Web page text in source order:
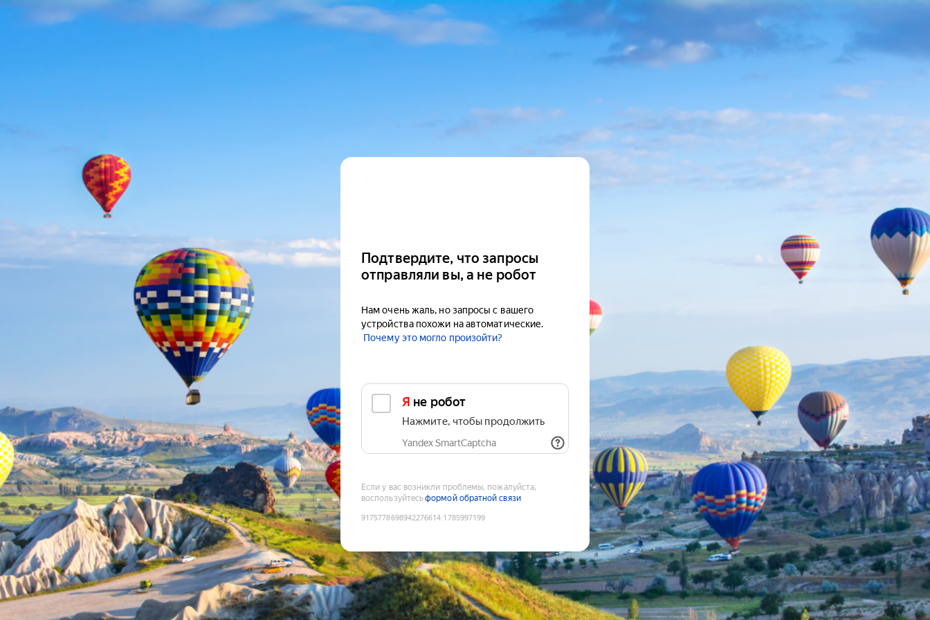
Подтвердите, что запросы
отправляли вы, а не робот
Нам очень жаль, но запросы с вашего
устройства похожи на автоматические.
Почему это могло произойти?
Я не робот
Нажмите, чтобы продолжить
Yandex SmartCaptcha
Если у вас возникли проблемы, пожалуйста,
воспользуйтесьформой обратной связи
9175778698942276614:1785997199